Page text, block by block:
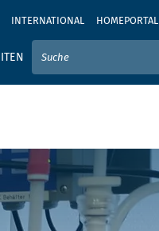
INTERNATIONAL HOMEPORTAL
IHREN SUCHBEGRIFF EIN